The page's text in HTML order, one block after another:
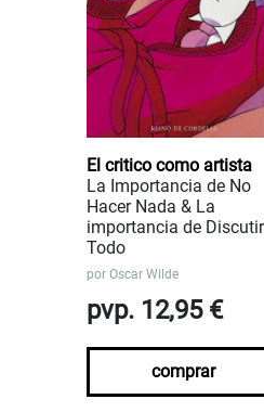
El critico como artista
La Importancia de No
Hacer Nada & La
importancia de
Todo
por Oscar Wilde
pvp. 12,95 €
comprar